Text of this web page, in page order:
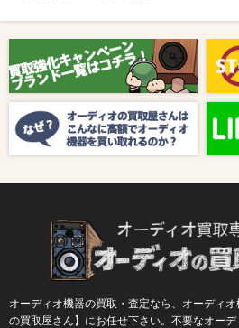
【8月キャンペーン】ご紹介
2024/10/04 新着情報
【ラジオ番組放送のお知らせ】
オーディオ機器の買取・査定なら、オーディ
の買取屋さん】にお任せ下さい。不要なオー